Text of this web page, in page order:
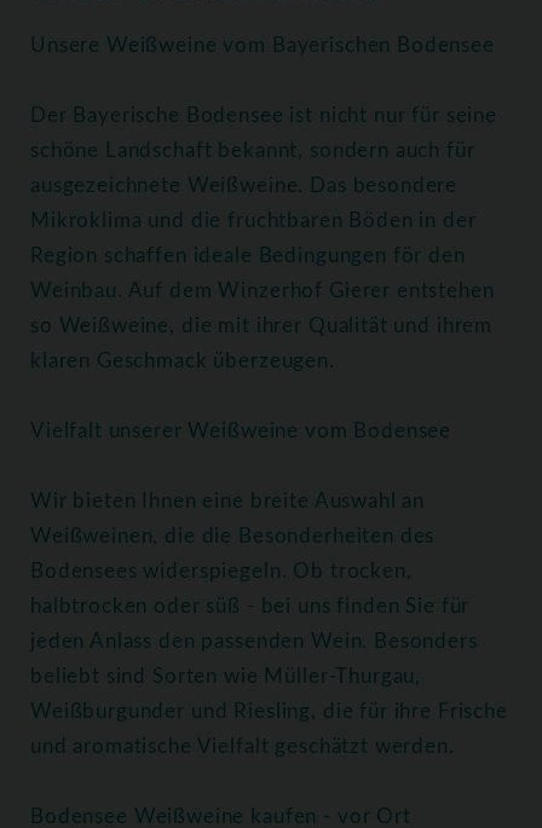
Unsere Weißweine vom Bayerischen Bodensee
Der Bayerische Bodensee ist nicht nur für seine
schöne Landschaft bekannt, sondern auch für
ausgezeichnete Weißweine. Das besondere
Mikroklima und die fruchtbaren Böden in der
Region schaffen ideale Bedingungen för den
Weinbau. Auf dem Winzerhof Gierer entstehen
so Weißweine, die mit ihrer Qualität und ihrem
klaren Geschmack überzeugen.
Vielfalt unserer Weißweine vom Bodensee
Wir bieten Ihnen eine breite Auswahl an
Weißweinen, die die Besonderheiten des
Bodensees widerspiegeln. Ob trocken,
halbtrocken oder süß - bei uns finden Sie für
jeden Anlass den passenden Wein. Besonders
beliebt sind Sorten wie Müller-Thurgau,
Weißburgunder und Riesling, die für ihre Frische
und aromatische Vielfalt geschätzt werden.
Bodensee Weißweine kaufen - vor Ort